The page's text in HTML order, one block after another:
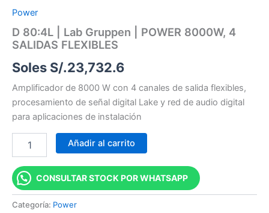
Power
D 80:4L | Lab Gruppen | POWER 8000W, 4
SALIDAS FLEXIBLES
Soles S/.23,732.6
Amplificador de 8000 W con 4 canales de salida flexibles,
procesamiento de señal digital Lake y red de audio digital
para aplicaciones de instalación
Añadir al carrito
CONSULTAR STOCK POR WHATSAPP
Categoría: Power